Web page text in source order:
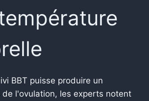
BBT puisse produire un
de l'ovulation, les experts notent